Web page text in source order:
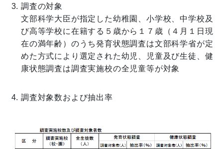
調査の対象
文部科学大臣が指定した幼稚園、小学校、中学校及
び高等学校に在籍する５歳から１７歳（４月１日現
在の満年齢）のうち発育状態調査は文部科学省が定
めた方式により選定された幼児、児童及び生徒、健
康状態調査は調査実施校の全児童等が対象
調査対象数および抽出率